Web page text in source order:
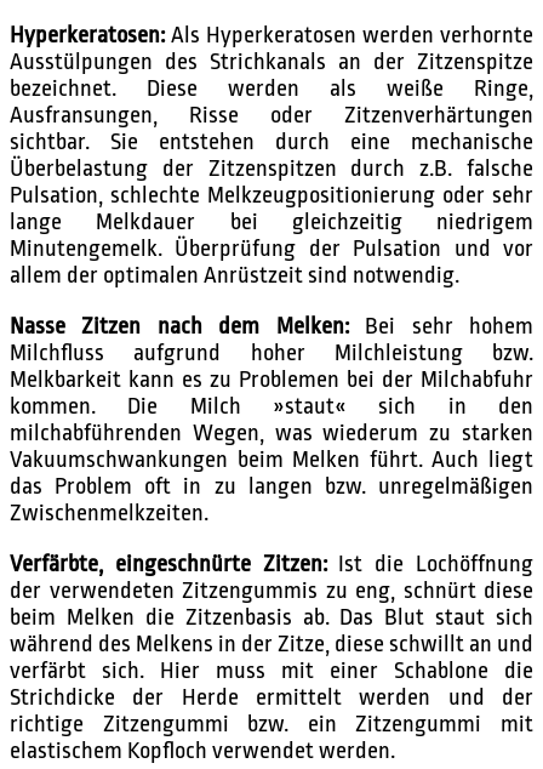
Hyperkeratosen:Als Hyperkeratosen werden verhornte
Ausstülpungen des Strichkanals an der Zitzenspitze
bezeichnet. Diese werden als weiße Ringe,
Ausfransungen, Risse oder Zitzenverhärtungen
sichtbar. Sie entstehen durch eine mechanische
Überbelastung der Zitzenspitzen durch z.B. falsche
Pulsation, schlechte Melkzeugpositionierung oder sehr
lange Melkdauer bei gleichzeitig niedrigem
Minutengemelk. Überprüfung der Pulsation und vor
allem der optimalen Anrüstzeit sind notwendig.
Nasse Zitzen nach dem Melken:Bei sehr hohem
Milchfluss aufgrund hoher Milchleistung bzw.
Melkbarkeit kann es zu Problemen bei der Milchabfuhr
kommen. Die Milch »staut« sich in den
milchabführenden Wegen, was wiederum zu starken
Vakuumschwankungen beim Melken führt. Auch liegt
das Problem oft in zu langen bzw. unregelmäßigen
Zwischenmelkzeiten.
Verfärbte, eingeschnürte Zitzen:Ist die Lochöffnung
der verwendeten Zitzengummis zu eng, schnürt diese
beim Melken die Zitzenbasis ab. Das Blut staut sich
während des Melkens in der Zitze, diese schwillt an und
verfärbt sich. Hier muss mit einer Schablone die
Strichdicke der Herde ermittelt werden und der
richtige Zitzengummi bzw. ein Zitzengummi mit
elastischem Kopfloch verwendet werden.